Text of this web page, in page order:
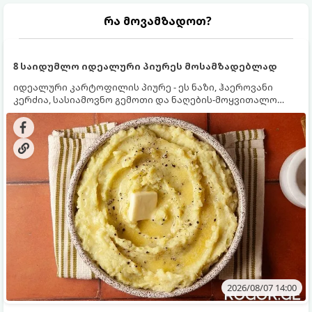
რა მოვამზადოთ?
8 საიდუმლო იდეალური პიურეს მოსამზადებლად
იდეალური კარტოფილის პიურე - ეს ნაზი, ჰაეროვანი
კერძია, სასიამოვნო გემოთი და ნაღების-მოყვითალო
ფერით. მისი მომზადება ძალიან მარტივია, მაგრამ
არსებობს რამდენიმე საიდუმლო, რომლებიც უნდა
იცოდეთ, რომ პიურე იდეალურად გემრიელი გამოვიდეს.
2026/08/07 14:00